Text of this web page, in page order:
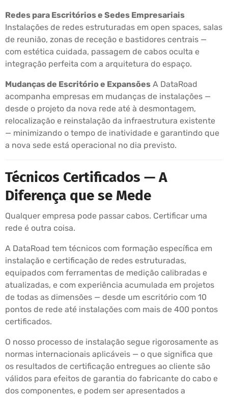
Redes para Escritórios e Sedes Empresariais
Instalações de redes estruturadas em open spaces, salas
de reunião, zonas de receção e bastidores centrais —
com estética cuidada, passagem de cabos oculta e
integração perfeita com a arquitetura do espaço.
Mudanças de Escritório e Expansões A DataRoad
acompanha empresas em mudanças de instalações —
desde o projeto da nova rede até à desmontagem,
relocalização e reinstalação da infraestrutura existente
— minimizando o tempo de inatividade e garantindo que
a nova sede está operacional no dia previsto.
Técnicos Certificados — A
Diferença que se Mede
Qualquer empresa pode passar cabos. Certificar uma
rede é outra coisa.
A DataRoad tem técnicos com formação específica em
instalação e certificação de redes estruturadas,
equipados com ferramentas de medição calibradas e
atualizadas, e com experiência acumulada em projetos
de todas as dimensões — desde um escritório com 10
pontos de rede até instalações com mais de 400 pontos
certificados.
O nosso processo de instalação segue rigorosamente as
normas internacionais aplicáveis — o que significa que
os resultados de certificação entregues ao cliente são
válidos para efeitos de garantia do fabricante do cabo e
dos componentes, e podem ser apresentados a